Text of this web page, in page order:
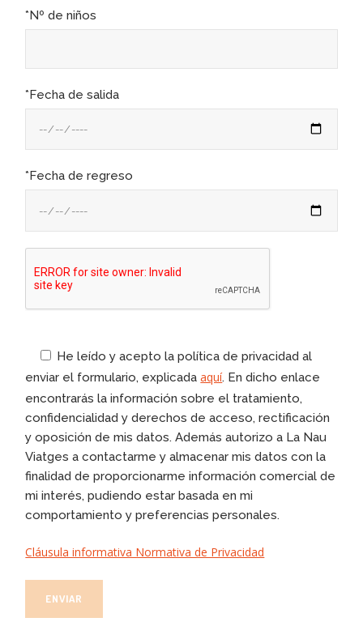
*Nº de niños
*Fecha de salida
*Fecha de regreso
He leído y acepto la política de privacidad al
enviar el formulario, explicadaaquí. En dicho enlace
encontrarás la información sobre el tratamiento,
confidencialidad y derechos de acceso, rectificación
y oposición de mis datos. Además autorizo a La Nau
Viatges a contactarme y almacenar mis datos con la
finalidad de proporcionarme información comercial de
mi interés, pudiendo estar basada en mi
comportamiento y preferencias personales.
Cláusula informativa Normativa de Privacidad